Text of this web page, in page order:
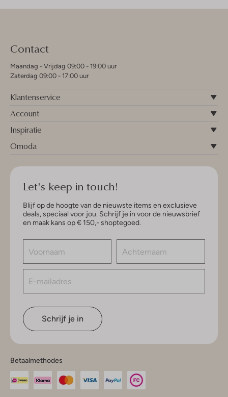
Contact
Maandag - Vrijdag 09:00 - 19:00 uur
Zaterdag 09:00 - 17:00 uur
Klantenservice
Account
Inspiratie
Omoda
Let's keep in touch!
Blijf op de hoogte van de nieuwste items en exclusieve
deals, speciaal voor jou. Schrijf je in voor de nieuwsbrief
en maak kans op € 150,- shoptegoed.
Schrijf je in
Betaalmethodes